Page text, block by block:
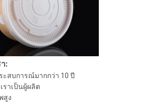
:
ะสบการณ์มากกว่า 10 ปี
ราเป็นผู้ผลิต
สูง